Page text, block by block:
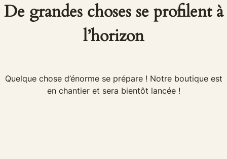
De grandes choses se profilent à
l’horizon
Quelque chose d’énorme se prépare ! Notre boutique est
en chantier et sera bientôt lancée !